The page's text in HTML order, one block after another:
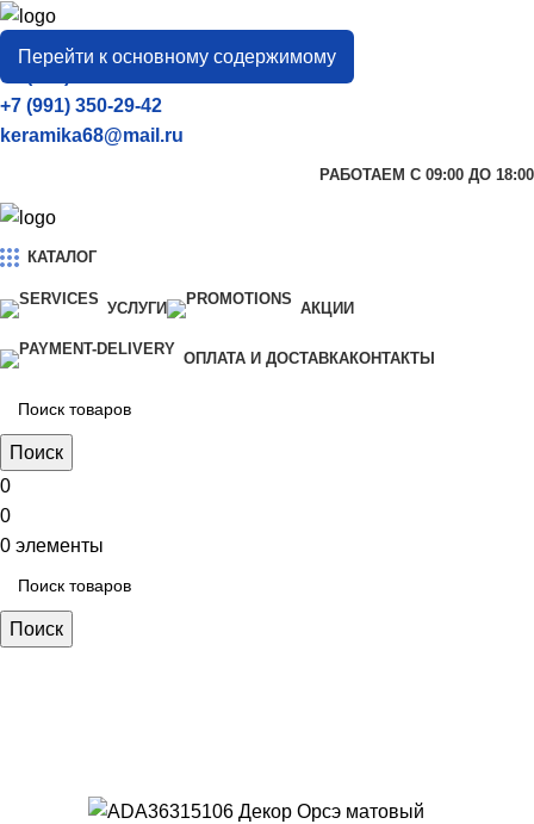
Перейти к основному содержимому
город
Тамбов
+7 (906) 657-33-54
+7 (991) 350-29-42
keramika68@mail.ru
РАБОТАЕМ С 09:00 ДО 18:00
КАТАЛОГ
УСЛУГИ АКЦИИ
ОПЛАТА И ДОСТАВКАКОНТАКТЫ
Поиск
0
0
0 элементы
Поиск